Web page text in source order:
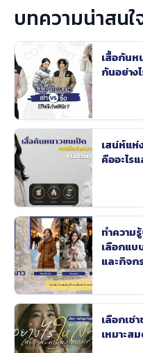
บทความน่าสนใ
เสื้อกันห
กันอย่าง
เสน่ห์แห่
คืออะไร
ทำความ
เลือกแบ
และกิจก
เลือกเช่
เหมาะส